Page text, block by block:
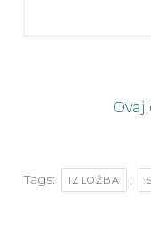
Ovaj
Tags: IZLOŽBA ,